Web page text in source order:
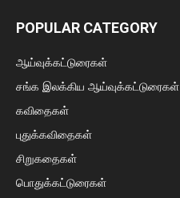
POPULAR CATEGORY
ஆய்வுக்கட்டுரைகள்
சங்க இலக்கிய ஆய்வுக்கட்டுரைகள்
கவிதைகள்
புதுக்கவிதைகள்
சிறுகதைகள்
பொதுக்கட்டுரைகள்